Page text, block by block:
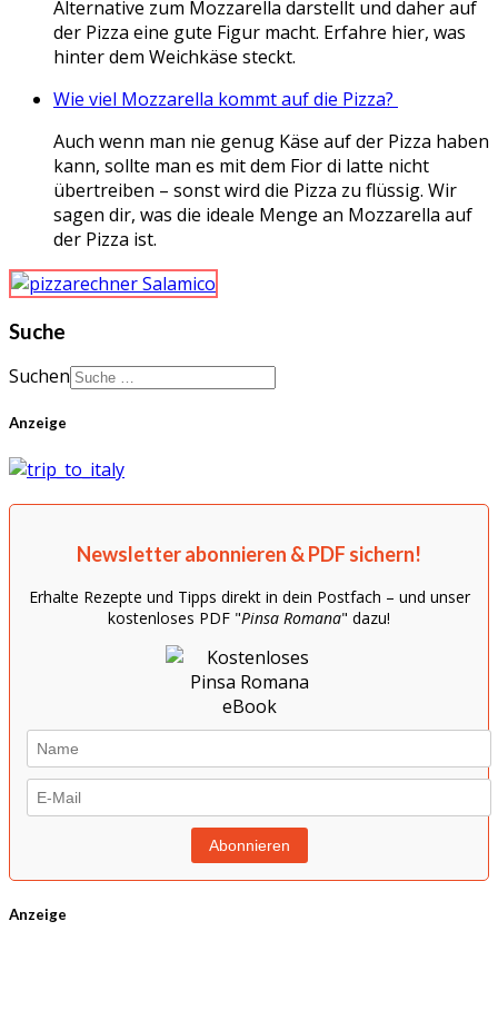
Alternative zum Mozzarella darstellt und daher auf
der Pizza eine gute Figur macht. Erfahre hier, was
hinter dem Weichkäse steckt.
Wie viel Mozzarella kommt auf die Pizza?
Auch wenn man nie genug Käse auf der Pizza haben
kann, sollte man es mit dem Fior di latte nicht
übertreiben – sonst wird die Pizza zu flüssig. Wir
sagen dir, was die ideale Menge an Mozzarella auf
der Pizza ist.
Suche
Suchen
Anzeige
Newsletter abonnieren & PDF sichern!
Erhalte Rezepte und Tipps direkt in dein Postfach – und unser
kostenloses PDF "Pinsa Romana" dazu!
Anzeige